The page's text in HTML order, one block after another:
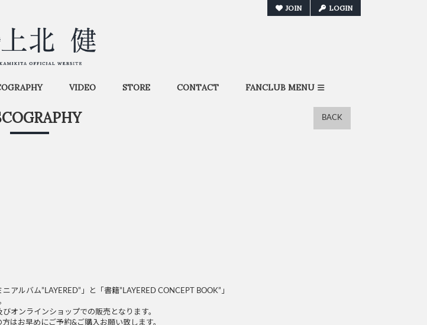
VIDEO STORE CONTACT FANCLUB MENU
JOIN LOGIN
BACK
アルバム”LAYERED”」と「書籍”LAYERED CONCEPT BOOK”」
オンラインショップでの販売となります。
はお早めにご予約&ご購入お願い致します。